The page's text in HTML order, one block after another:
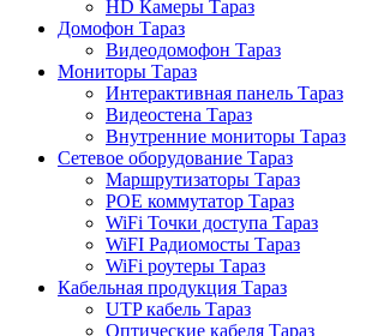
HD Камеры Тараз
Домофон Тараз
Видеодомофон Тараз
Мониторы Тараз
Интерактивная панель Тараз
Видеостена Тараз
Внутренние мониторы Тараз
Сетевое оборудование Тараз
Маршрутизаторы Тараз
POE коммутатор Тараз
WiFi Точки доступа Тараз
WiFI Радиомосты Тараз
WiFi роутеры Тараз
Кабельная продукция Тараз
UTP кабель Тараз
Оптические кабеля Тараз